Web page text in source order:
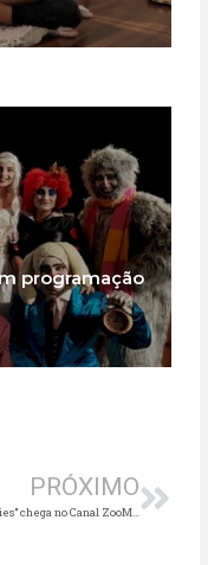
programação
PRÓXIMO
“Myth Babies” chega no Canal ZooMoo Kids